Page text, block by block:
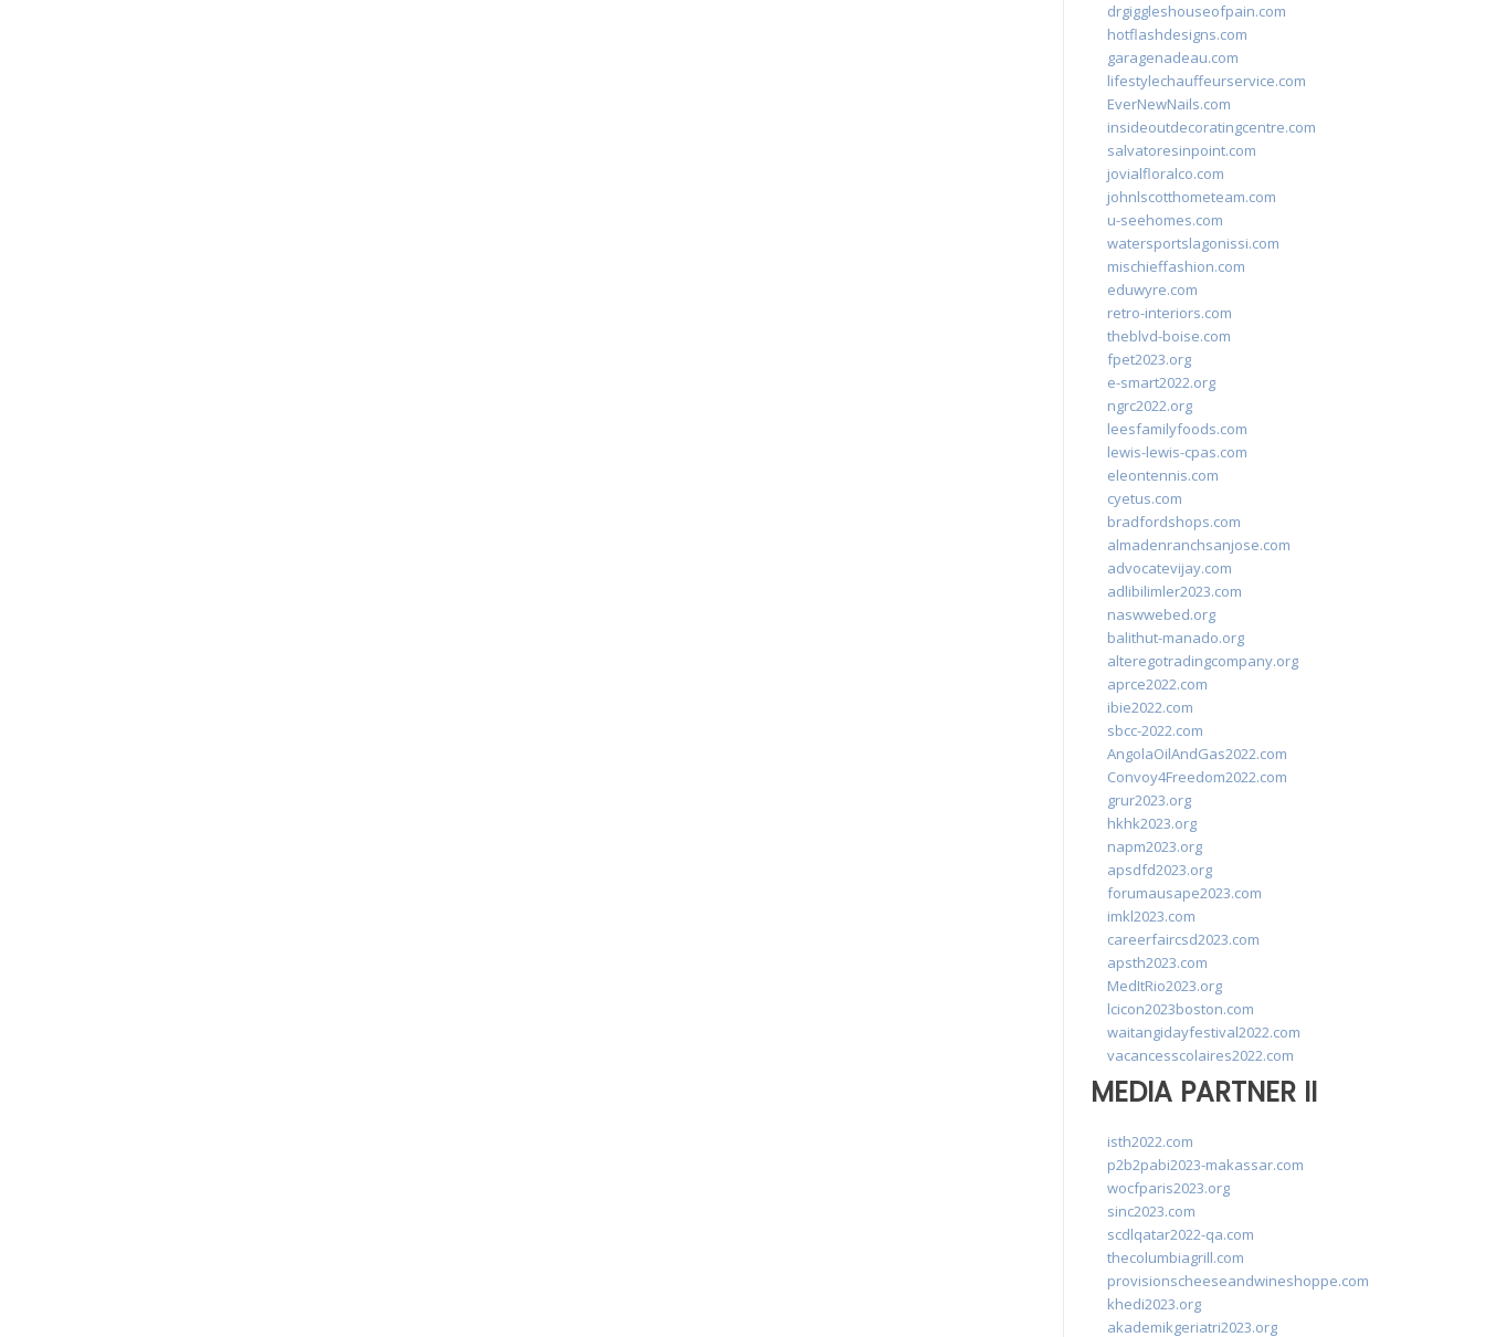
drgiggleshouseofpain.com
hotflashdesigns.com
garagenadeau.com
lifestylechauffeurservice.com
EverNewNails.com
insideoutdecoratingcentre.com
salvatoresinpoint.com
jovialfloralco.com
johnlscotthometeam.com
u-seehomes.com
watersportslagonissi.com
mischieffashion.com
eduwyre.com
retro-interiors.com
theblvd-boise.com
fpet2023.org
e-smart2022.org
ngrc2022.org
leesfamilyfoods.com
lewis-lewis-cpas.com
eleontennis.com
cyetus.com
bradfordshops.com
almadenranchsanjose.com
advocatevijay.com
adlibilimler2023.com
naswwebed.org
balithut-manado.org
alteregotradingcompany.org
aprce2022.com
ibie2022.com
sbcc-2022.com
AngolaOilAndGas2022.com
Convoy4Freedom2022.com
grur2023.org
hkhk2023.org
napm2023.org
apsdfd2023.org
forumausape2023.com
imkl2023.com
careerfaircsd2023.com
apsth2023.com
MedItRio2023.org
lcicon2023boston.com
waitangidayfestival2022.com
vacancesscolaires2022.com
MEDIA PARTNER II
isth2022.com
p2b2pabi2023-makassar.com
wocfparis2023.org
sinc2023.com
scdlqatar2022-qa.com
thecolumbiagrill.com
provisionscheeseandwineshoppe.com
khedi2023.org
akademikgeriatri2023.org